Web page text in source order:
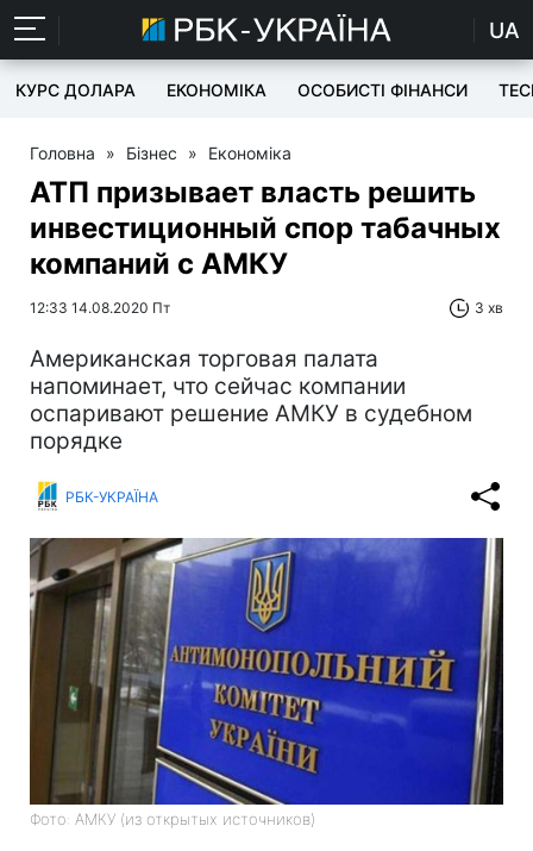
UA
КУРС ДОЛАРА ЕКОНОМІКА ОСОБИСТІ ФІНАНСИ
Головна » Бізнес » Економіка
АТП призывает власть решить
инвестиционный спор табачных
компаний с АМКУ
12:33 14.08.2020 Пт 3 хв
Американская торговая палата
напоминает, что сейчас компании
оспаривают решение АМКУ в судебном
порядке
РБК-УКРАЇНА
Фото: АМКУ (из открытых источников)